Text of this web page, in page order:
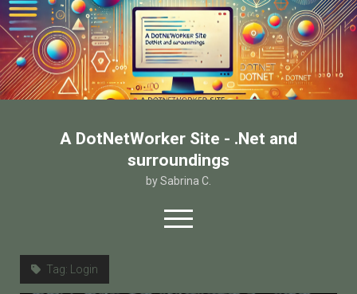
A DotNetWorker Site - .Net and
surroundings
by Sabrina C.
open
menu
Tag: Login